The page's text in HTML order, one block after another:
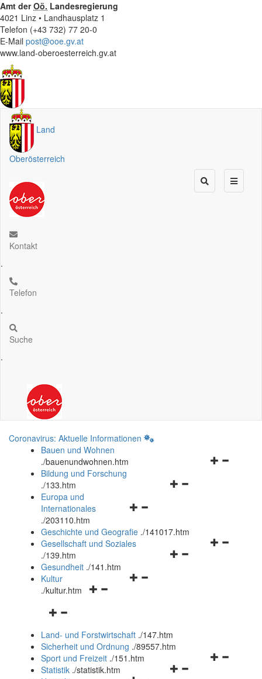
Amt derOö. Landesregierung
4021 Linz • Landhausplatz 1
Telefon (+43 732) 77 20-0
E-Mail post@ooe.gv.at
www.land-oberoesterreich.gv.at
Land
Oberösterreich
Kontakt
.
Telefon
.
Suche
.
Coronavirus: Aktuelle Informationen
Bauen und Wohnen
./bauenundwohnen.htm
Navigationsmenü
Bildung und Forschung
./133.htm
Navigationsmenü
und
schließen
Europa und
Internationales
./203110.htm
Geschichte und Geografie ./141017.htm
Navigationsmenü
Gesellschaft und Soziales
./139.htm
Navigationsmenü
Gesundheit ./141.htm
Navigationsmenü
Kultur
./kultur.htm
Navigationsmenü
und
schließen
Land- und Forstwirtschaft ./147.htm
Sicherheit und Ordnung ./89557.htm
Navigationsmenü
Sport und Freizeit ./151.htm
Statistik ./statistik.htm